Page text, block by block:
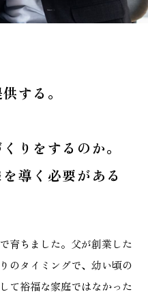
する。
りをするのか。
導く必要がある
育ちました。父が創業した
のタイミングで、幼い頃の
て裕福な家庭ではなかった